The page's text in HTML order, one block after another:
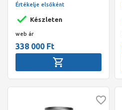
l , névleges térfogat 179 l,
Készleten
Értékelje elsőként
web ár
338 000 Ft